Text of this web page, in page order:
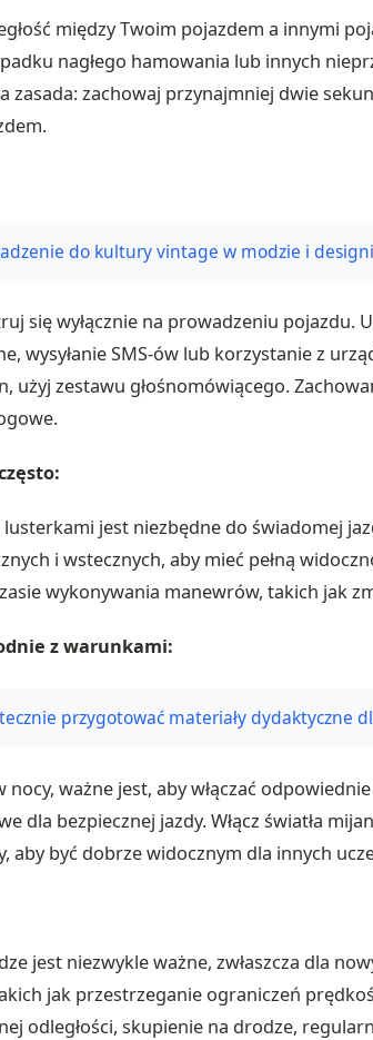
między Twoim pojazdem a innymi
nagłego hamowania lub innych
zasada: zachowaj przynajmniej dwie
do kultury vintage w modzie i
się wyłącznie na prowadzeniu pojazdu.
wysyłanie SMS-ów lub korzystanie z
użyj zestawu głośnomówiącego.
jest niezbędne do świadomej
i wstecznych, aby mieć pełną
wykonywania manewrów, takich jak
z warunkami:
przygotować materiały dydaktyczne
ważne jest, aby włączać
dla bezpiecznej jazdy. Włącz światła
aby być dobrze widocznym dla innych
jest niezwykle ważne, zwłaszcza dla
jak przestrzeganie ograniczeń
odległości, skupienie na drodze,